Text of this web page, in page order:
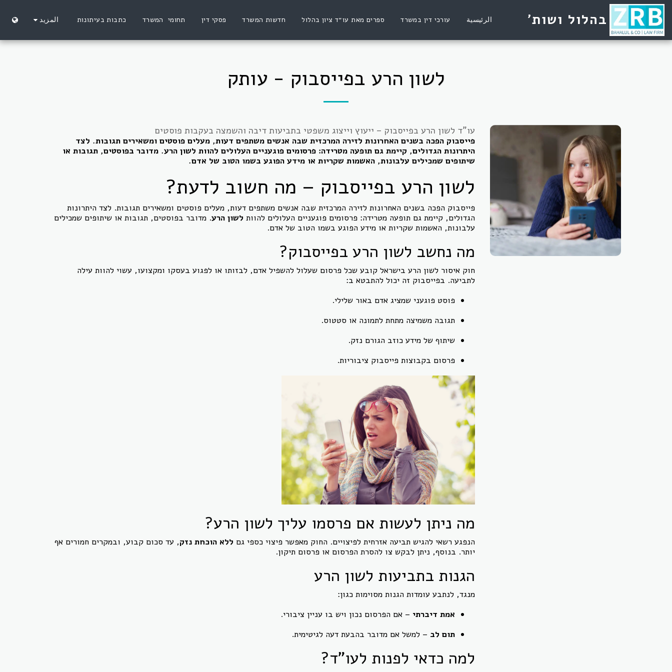
בהלול ושות' الرئيسية עורכי דין במשרד ספרים מאת עו״ד ציון בהלול חדשות המשרד פסקי דין תחומי המשרד כתבות בעיתונות المزيد
לשון הרע בפייסבוק - עותק
עו"ד לשון הרע בפייסבוק – ייעוץ וייצוג משפטי בתביעות דיבה והשמצה בעקבות פוסטים
פייסבוק הפכה בשנים האחרונות לזירה המרכזית שבה אנשים משתפים דעות, מעלים פוסטים ומשאירים תגובות. לצד
היתרונות הגדולים, קיימת גם תופעה מטרידה: פרסומים פוגעניים העלולים להוות לשון הרע. מדובר בפוסטים, תגובות או
שיתופים שמכילים עלבונות, האשמות שקריות או מידע הפוגע בשמו הטוב של אדם.
לשון הרע בפייסבוק – מה חשוב לדעת?
פייסבוק הפכה בשנים האחרונות לזירה המרכזית שבה אנשים משתפים דעות, מעלים פוסטים ומשאירים תגובות. לצד היתרונות
הגדולים, קיימת גם תופעה מטרידה: פרסומים פוגעניים העלולים להוות לשון הרע. מדובר בפוסטים, תגובות או שיתופים שמכילים
עלבונות, האשמות שקריות או מידע הפוגע בשמו הטוב של אדם.
מה נחשב לשון הרע בפייסבוק?
חוק איסור לשון הרע בישראל קובע שכל פרסום שעלול להשפיל אדם, לבזותו או לפגוע בעסקו ומקצועו, עשוי להוות עילה
לתביעה. בפייסבוק זה יכול להתבטא ב:
פוסט פוגעני שמציג אדם באור שלילי.
תגובה משמיצה מתחת לתמונה או סטטוס.
שיתוף של מידע כוזב הגורם נזק.
פרסום בקבוצות פייסבוק ציבוריות.
מה ניתן לעשות אם פרסמו עליך לשון הרע?
הנפגע רשאי להגיש תביעה אזרחית לפיצויים. החוק מאפשר פיצוי כספי גם ללא הוכחת נזק, עד סכום קבוע, ובמקרים חמורים אף
יותר. בנוסף, ניתן לבקש צו להסרת הפרסום או פרסום תיקון.
הגנות בתביעות לשון הרע
מנגד, לנתבע עומדות הגנות מסוימות כגון:
אמת דיברתי – אם הפרסום נכון ויש בו עניין ציבורי.
תום לב – למשל אם מדובר בהבעת דעה לגיטימית.
למה כדאי לפנות לעו"ד?